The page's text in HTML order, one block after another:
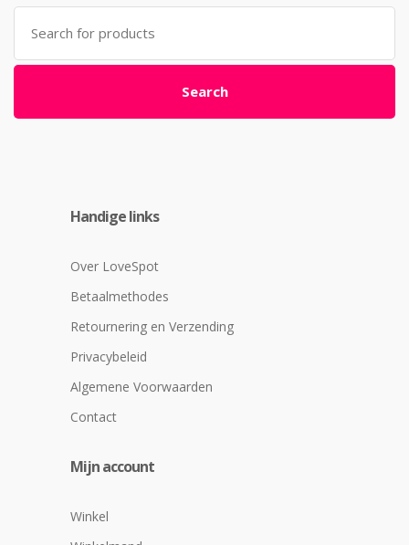
Search
for:
Search
Handige links
Over LoveSpot
Betaalmethodes
Retournering en Verzending
Privacybeleid
Algemene Voorwaarden
Contact
Mijn account
Winkel